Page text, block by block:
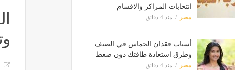
انتخابات المراكز والاقسام
مصر منذ 4 دقائق
أسباب فقدان الحماس في الصيف
وطرق استعادة طاقتك دون ضغط
مصر منذ 4 دقائق